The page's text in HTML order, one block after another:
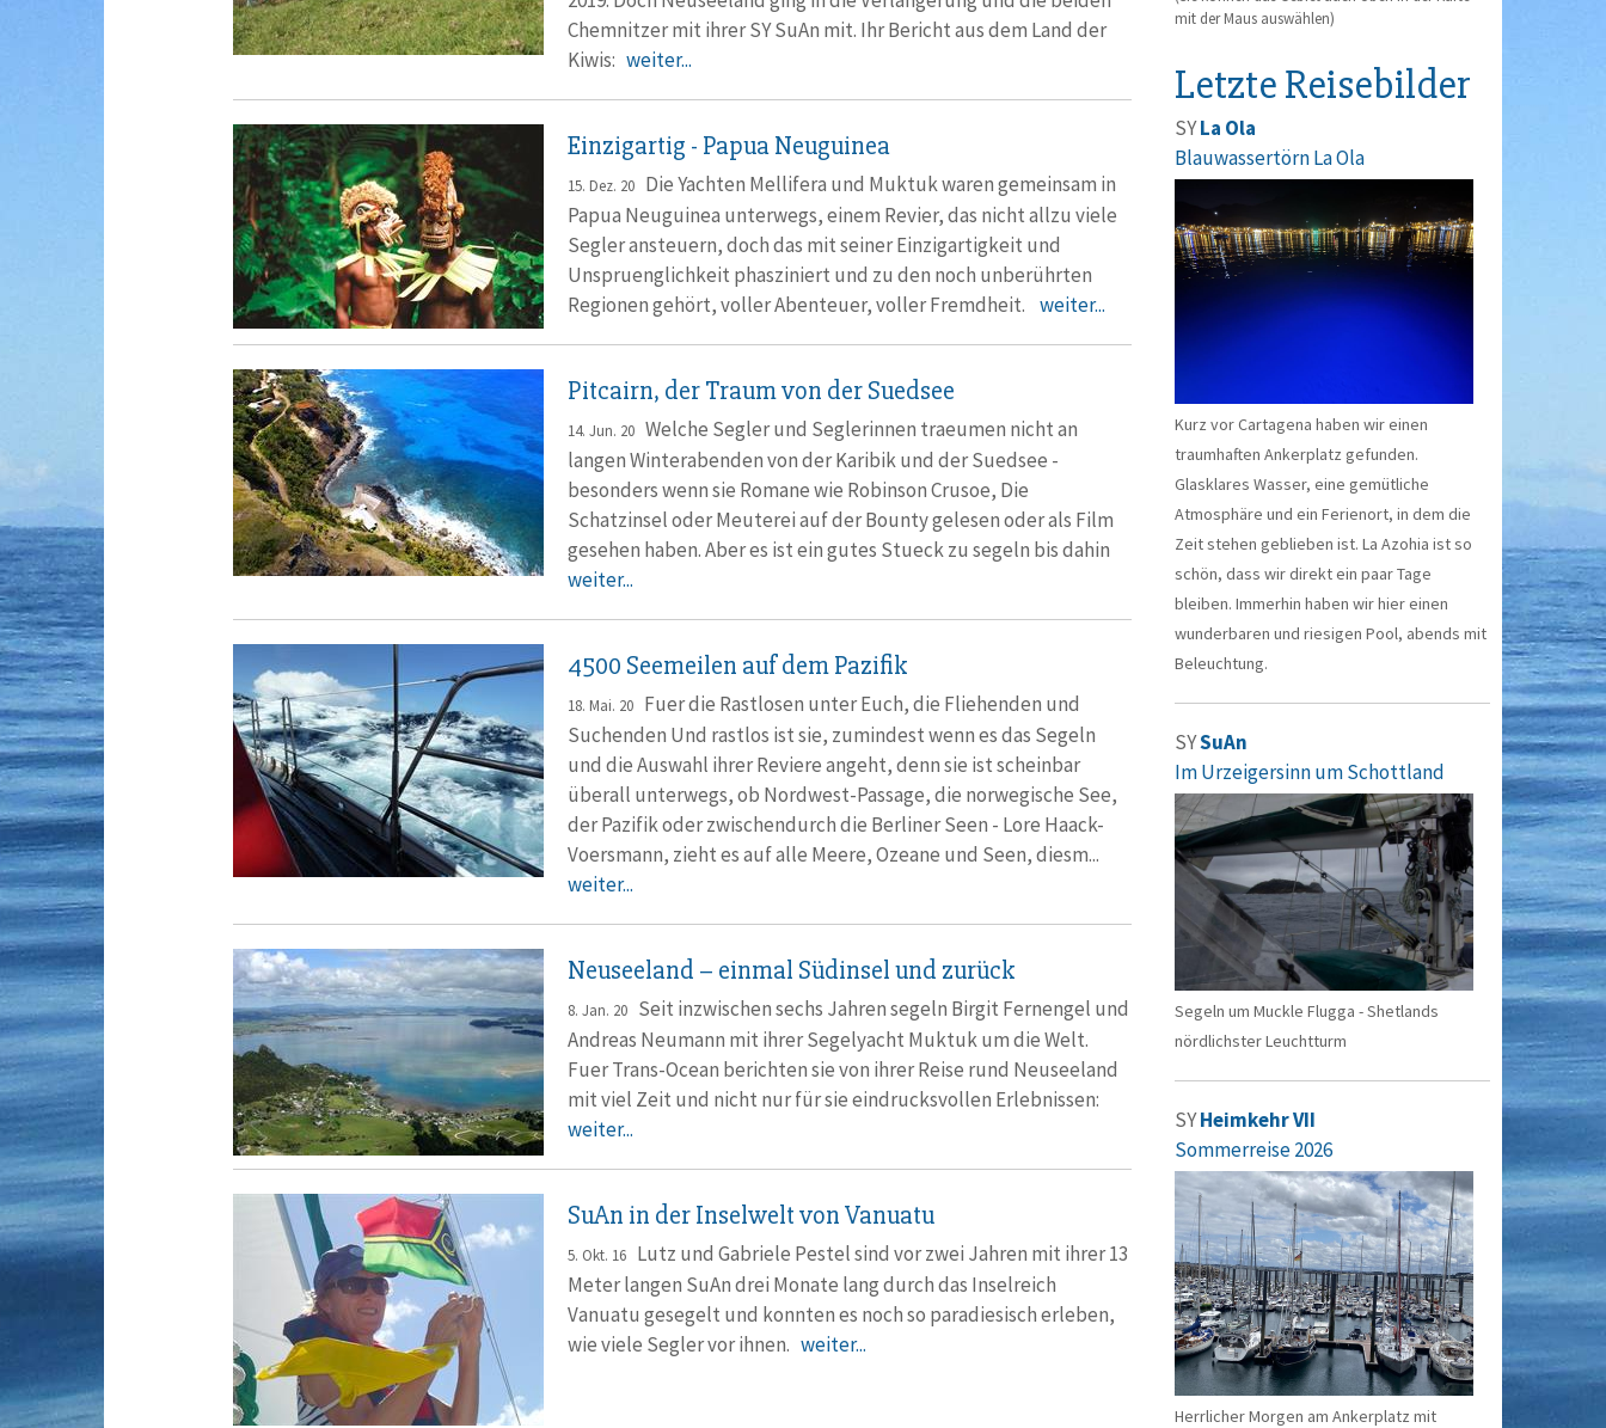
Chemnitzer mit ihrer SY SuAn mit. Ihr Bericht aus dem Land der
Kiwis: weiter...
Einzigartig - Papua Neuguinea
15. Dez. 20Die Yachten Mellifera und Muktuk waren gemeinsam in
Papua Neuguinea unterwegs, einem Revier, das nicht allzu viele
Segler ansteuern, doch das mit seiner Einzigartigkeit und
Unspruenglichkeit phasziniert und zu den noch unberührten
Regionen gehört, voller Abenteuer, voller Fremdheit. weiter...
Pitcairn, der Traum von der Suedsee
14. Jun. 20Welche Segler und Seglerinnen traeumen nicht an
langen Winterabenden von der Karibik und der Suedsee -
besonders wenn sie Romane wie Robinson Crusoe, Die
Schatzinsel oder Meuterei auf der Bounty gelesen oder als Film
gesehen haben. Aber es ist ein gutes Stueck zu segeln bis dahin
weiter...
4500 Seemeilen auf dem Pazifik
18. Mai. 20Fuer die Rastlosen unter Euch, die Fliehenden und
Suchenden Und rastlos ist sie, zumindest wenn es das Segeln
und die Auswahl ihrer Reviere angeht, denn sie ist scheinbar
überall unterwegs, ob Nordwest-Passage, die norwegische See,
der Pazifik oder zwischendurch die Berliner Seen - Lore Haack-
Voersmann, zieht es auf alle Meere, Ozeane und Seen, diesm...
weiter...
Neuseeland – einmal Südinsel und zurück
8. Jan. 20Seit inzwischen sechs Jahren segeln Birgit Fernengel und
Andreas Neumann mit ihrer Segelyacht Muktuk um die Welt.
Fuer Trans-Ocean berichten sie von ihrer Reise rund Neuseeland
mit viel Zeit und nicht nur für sie eindrucksvollen Erlebnissen:
weiter...
SuAn in der Inselwelt von Vanuatu
5. Okt. 16Lutz und Gabriele Pestel sind vor zwei Jahren mit ihrer 13
Meter langen SuAn drei Monate lang durch das Inselreich
Vanuatu gesegelt und konnten es noch so paradiesisch erleben,
wie viele Segler vor ihnen. weiter...
mit der Maus auswählen)
Letzte Reisebilder
SYLa Ola
Blauwassertörn La Ola
Kurz vor Cartagena haben wir einen
traumhaften Ankerplatz gefunden.
Glasklares Wasser, eine gemütliche
Atmosphäre und ein Ferienort, in dem die
Zeit stehen geblieben ist. La Azohia ist so
schön, dass wir direkt ein paar Tage
bleiben. Immerhin haben wir hier einen
wunderbaren und riesigen Pool, abends mit
Beleuchtung.
SYSuAn
Im Urzeigersinn um Schottland
Segeln um Muckle Flugga - Shetlands
nördlichster Leuchtturm
SYHeimkehr VII
Sommerreise 2026
Herrlicher Morgen am Ankerplatz mit